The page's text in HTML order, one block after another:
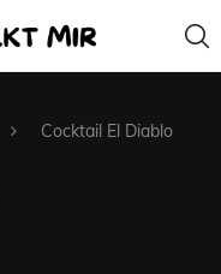
Cocktail El Diablo